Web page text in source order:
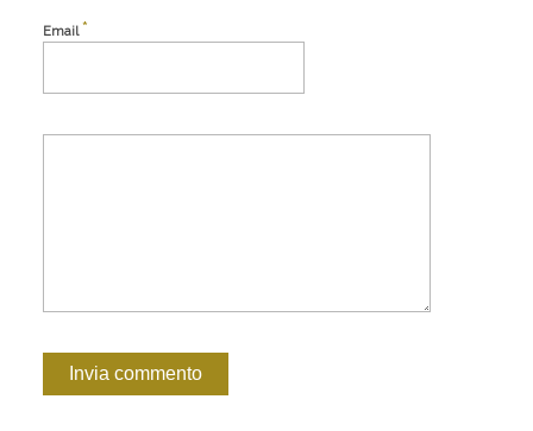
Email*